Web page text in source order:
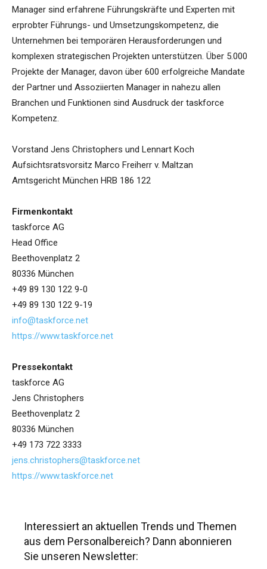
Manager sind erfahrene Führungskräfte und Experten mit
erprobter Führungs- und Umsetzungskompetenz, die
Unternehmen bei temporären Herausforderungen und
komplexen strategischen Projekten unterstützen. Über 5.000
Projekte der Manager, davon über 600 erfolgreiche Mandate
der Partner und Assoziierten Manager in nahezu allen
Branchen und Funktionen sind Ausdruck der taskforce
Kompetenz.
Vorstand Jens Christophers und Lennart Koch
Aufsichtsratsvorsitz Marco Freiherr v. Maltzan
Amtsgericht München HRB 186 122
Firmenkontakt
taskforce AG
Head Office
Beethovenplatz 2
80336 München
+49 89 130 122 9-0
+49 89 130 122 9-19
info@taskforce.net
https://www.taskforce.net
Pressekontakt
taskforce AG
Jens Christophers
Beethovenplatz 2
80336 München
+49 173 722 3333
jens.christophers@taskforce.net
https://www.taskforce.net
Interessiert an aktuellen Trends und Themen
aus dem Personalbereich? Dann abonnieren
Sie unseren Newsletter: